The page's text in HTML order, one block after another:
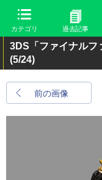
カテゴリ 過去記事
3DS「ファイナルフ
(5/24)
前の画像